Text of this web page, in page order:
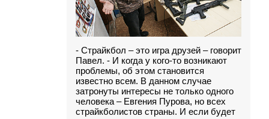
- Страйкбол – это игра друзей – говорит
Павел. - И когда у кого-то возникают
проблемы, об этом становится
известно всем. В данном случае
затронуты интересы не только одного
человека – Евгения Пурова, но всех
страйкболистов страны. И если будет